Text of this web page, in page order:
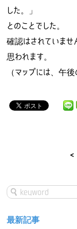
した。」
とのことでした。
確認はされていま
思われます。
（マップには、午
<
最新記事